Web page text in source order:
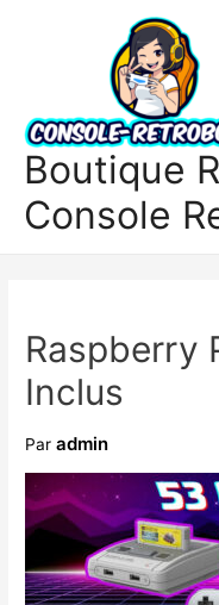
Boutique
Console
Raspberry
Inclus
Paradmin